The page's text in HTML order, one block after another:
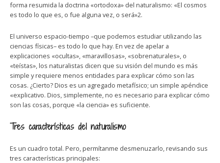
forma resumida la doctrina «ortodoxa» del naturalismo: «El cosmos
es todo lo que es, o fue alguna vez, o será»2.
El universo espacio-tiempo –que podemos estudiar utilizando las
ciencias físicas– es todo lo que hay. En vez de apelar a
explicaciones «ocultas», «maravillosas», «sobrenaturales», o
«teístas», los naturalistas dicen que su visión del mundo es más
simple y requiere menos entidades para explicar cómo son las
cosas. ¿Cierto? Dios es un agregado metafísico; un simple apéndice
«explicativo. Dios, simplemente, no es necesario para explicar cómo
son las cosas, porque «la ciencia» es suficiente.
Tres características del naturalismo
Es un cuadro total. Pero, permítanme desmenuzarlo, revisando sus
tres características principales: